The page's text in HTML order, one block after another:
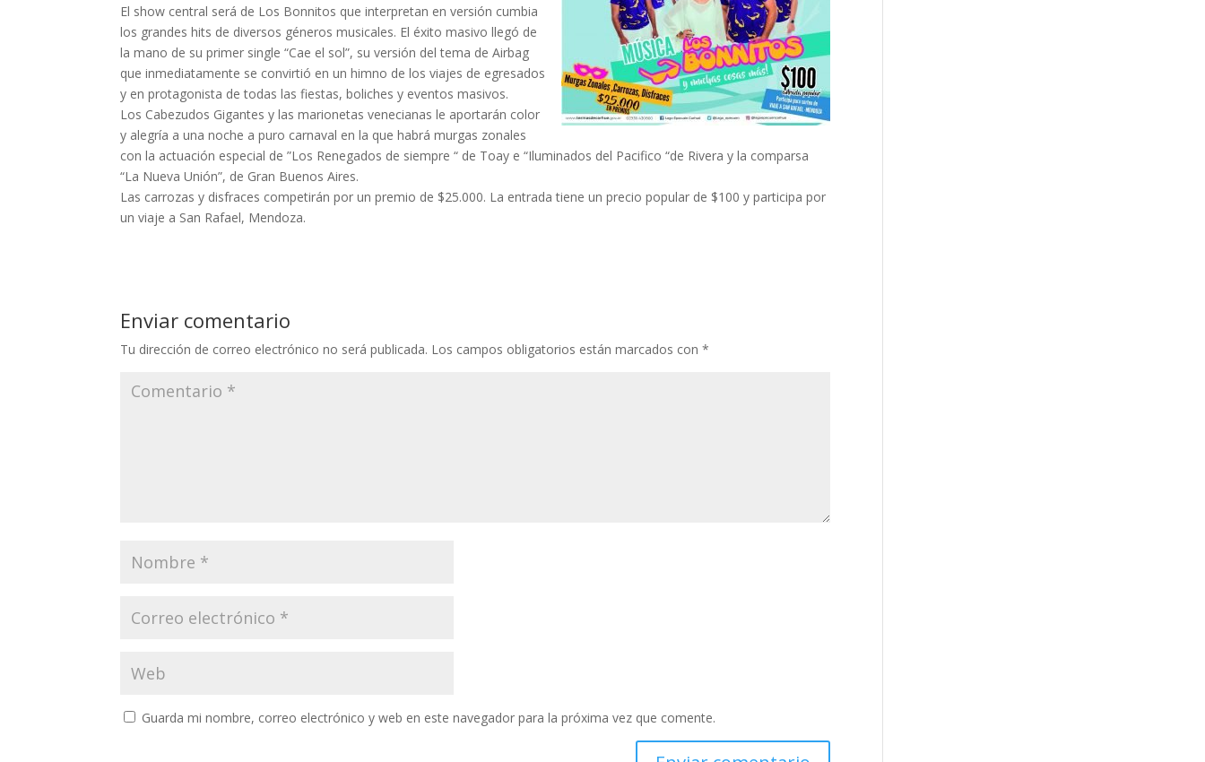
El show central será de Los Bonnitos que interpretan en versión cumbia
los grandes hits de diversos géneros musicales. El éxito masivo llegó de
la mano de su primer single “Cae el sol”, su versión del tema de Airbag
que inmediatamente se convirtió en un himno de los viajes de egresados
y en protagonista de todas las fiestas, boliches y eventos masivos.
Los Cabezudos Gigantes y las marionetas venecianas le aportarán color
y alegría a una noche a puro carnaval en la que habrá murgas zonales
con la actuación especial de ”Los Renegados de siempre “ de Toay e “Iluminados del Pacifico “de Rivera y la comparsa
“La Nueva Unión”, de Gran Buenos Aires.
Las carrozas y disfraces competirán por un premio de $25.000. La entrada tiene un precio popular de $100 y participa por
un viaje a San Rafael, Mendoza.
Enviar comentario
Tu dirección de correo electrónico no será publicada. Los campos obligatorios están marcados con*
Guarda mi nombre, correo electrónico y web en este navegador para la próxima vez que comente.